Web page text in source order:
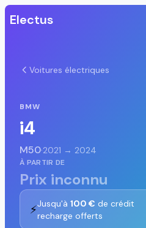
Electus
Voitures électriques
BMW
i4
M50·2021 → 2024
À PARTIR DE
Prix inconnu
⚡Jusqu'à 100 € de crédit
recharge offerts